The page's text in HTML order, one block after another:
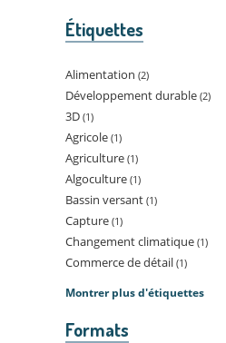
Étiquettes
Alimentation 2
Développement durable 2
3D 1
Agricole 1
Agriculture 1
Algoculture 1
Bassin versant 1
Capture 1
Changement climatique 1
Commerce de détail 1
Montrer plus d'étiquettes
Formats